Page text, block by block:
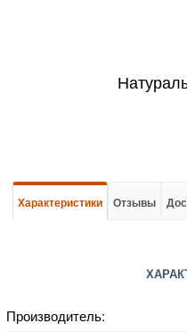
Характеристики Отзывы
Производитель: